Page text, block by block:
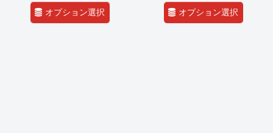
オプション選択 オプション選択